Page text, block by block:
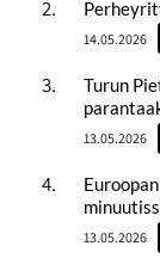
14.05.2026
Turun
13.05.2026
13.05.2026